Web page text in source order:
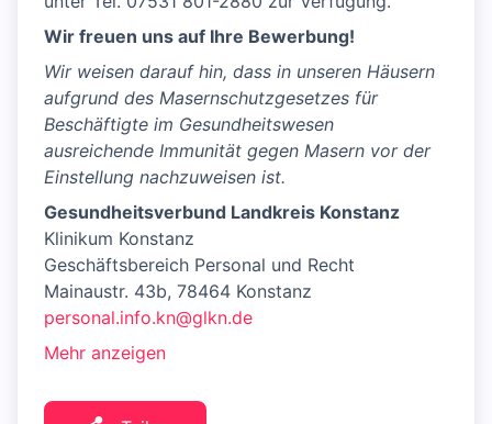
Wir freuen uns auf Ihre Bewerbung!
Wir weisen darauf hin, dass in unseren Häusern
aufgrund des Masernschutzgesetzes für
Beschäftigte im Gesundheitswesen
ausreichende Immunität gegen Masern vor der
Einstellung nachzuweisen ist.
Gesundheitsverbund Landkreis Konstanz
Klinikum Konstanz
Geschäftsbereich Personal und Recht
Mainaustr. 43b, 78464 Konstanz
personal.info.kn@glkn.de
Mehr anzeigen